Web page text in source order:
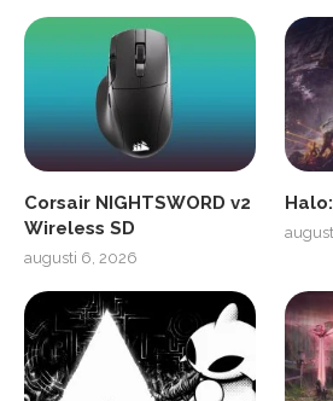
Corsair NIGHTSWORD v2
Wireless SD
augusti 6, 2026